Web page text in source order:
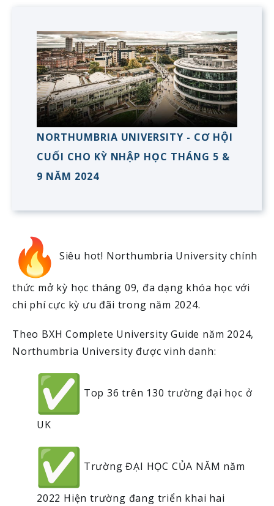
NORTHUMBRIA UNIVERSITY - CƠ HỘI
CUỐI CHO KỲ NHẬP HỌC THÁNG 5 &
9 NĂM 2024
Siêu hot! Northumbria University chính
thức mở kỳ học tháng 09, đa dạng khóa học với
chi phí cực kỳ ưu đãi trong năm 2024.
Theo BXH Complete University Guide năm 2024,
Northumbria University được vinh danh:
Top 36 trên 130 trường đại học ở
UK
Trường ĐẠI HỌC CỦA NĂM năm
2022 Hiện trường đang triển khai hai